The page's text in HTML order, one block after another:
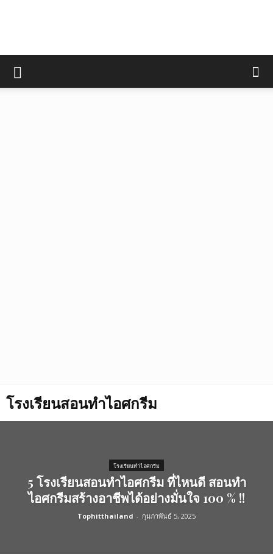
โรงเรียนสอนทำไอศกรีม
โรงเรียนทำไอศกรีม
5 โรงเรียนสอนทำไอศกรีม ที่ไหนดี สอนทำ
ไอศกรีมสร้างอาชีพได้อย่างมั่นใจ 100 % !!
Tophitthailand - กุมภาพันธ์ 5, 2025